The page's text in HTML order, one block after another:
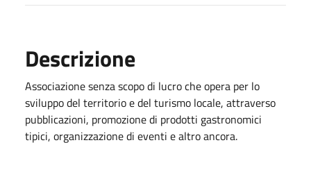
Descrizione
Associazione senza scopo di lucro che opera per lo
sviluppo del territorio e del turismo locale, attraverso
pubblicazioni, promozione di prodotti gastronomici
tipici, organizzazione di eventi e altro ancora.